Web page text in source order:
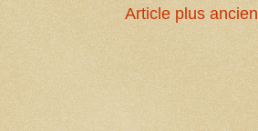
Article plus ancien